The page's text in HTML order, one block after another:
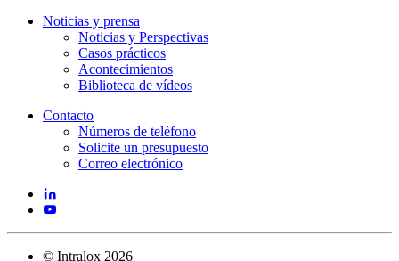
Noticias y prensa
Noticias y Perspectivas
Casos prácticos
Acontecimientos
Biblioteca de vídeos
Contacto
Números de teléfono
Solicite un presupuesto
Correo electrónico
© Intralox 2026